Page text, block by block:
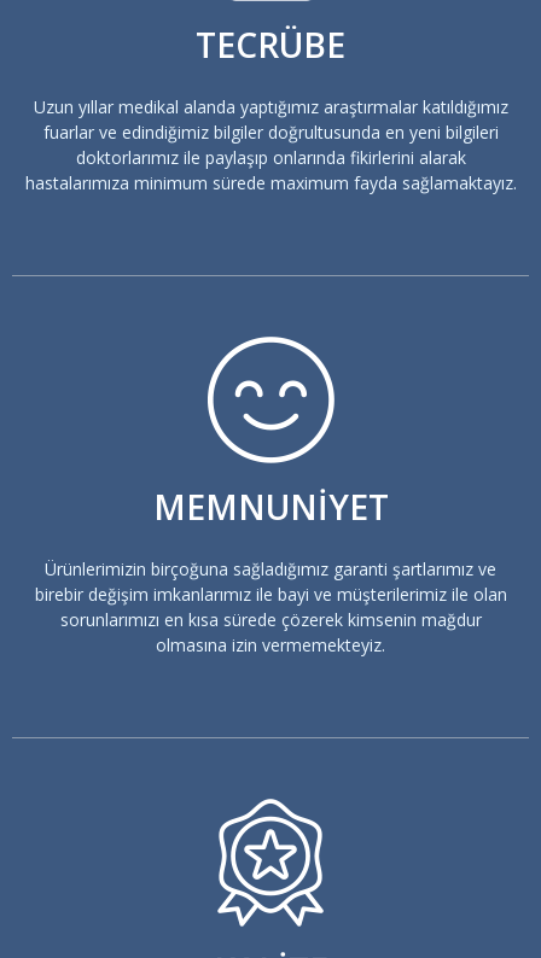
TECRÜBE
Uzun yıllar medikal alanda yaptığımız araştırmalar katıldığımız
fuarlar ve edindiğimiz bilgiler doğrultusunda en yeni bilgileri
doktorlarımız ile paylaşıp onlarında fikirlerini alarak
hastalarımıza minimum sürede maximum fayda sağlamaktayız.
MEMNUNİYET
Ürünlerimizin birçoğuna sağladığımız garanti şartlarımız ve
birebir değişim imkanlarımız ile bayi ve müşterilerimiz ile olan
sorunlarımızı en kısa sürede çözerek kimsenin mağdur
olmasına izin vermemekteyiz.